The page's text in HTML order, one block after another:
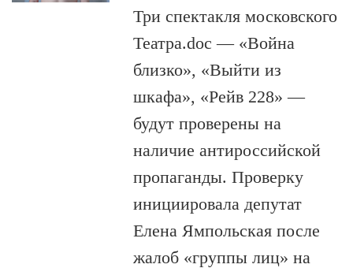
Три спектакля московского
Театра.doc — «Война
близко», «Выйти из
шкафа», «Рейв 228» —
будут проверены на
наличие антироссийской
пропаганды. Проверку
инициировала депутат
Елена Ямпольская после
жалоб «группы лиц» на